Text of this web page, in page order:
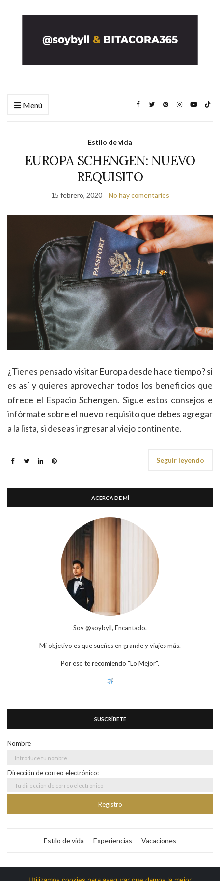
Menú
Estilo de vida
EUROPA SCHENGEN: NUEVO
REQUISITO
15 febrero, 2020 No hay comentarios
¿Tienes pensado visitar Europa desde hace tiempo? si
es así y quieres aprovechar todos los beneficios que
ofrece el Espacio Schengen. Sigue estos consejos e
infórmate sobre el nuevo requisito que debes agregar
a la lista, si deseas ingresar al viejo continente.
Seguir leyendo
ACERCA DE MÍ
Soy @soybyll, Encantado.
Mi objetivo es que sueñes en grande y viajes más.
Por eso te recomiendo "Lo Mejor".
SUSCRÍBETE
Nombre
Dirección de correo electrónico:
Estilo de vida Experiencias Vacaciones
Bitacora365